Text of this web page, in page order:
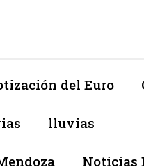
del Euro
lluvias
Noticias